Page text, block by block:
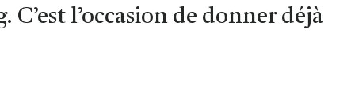
l’occasion de donner déjà